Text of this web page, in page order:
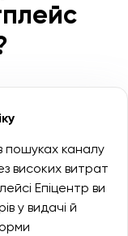
пошуках каналу
високих витрат
Епіцентр ви
у видачі й